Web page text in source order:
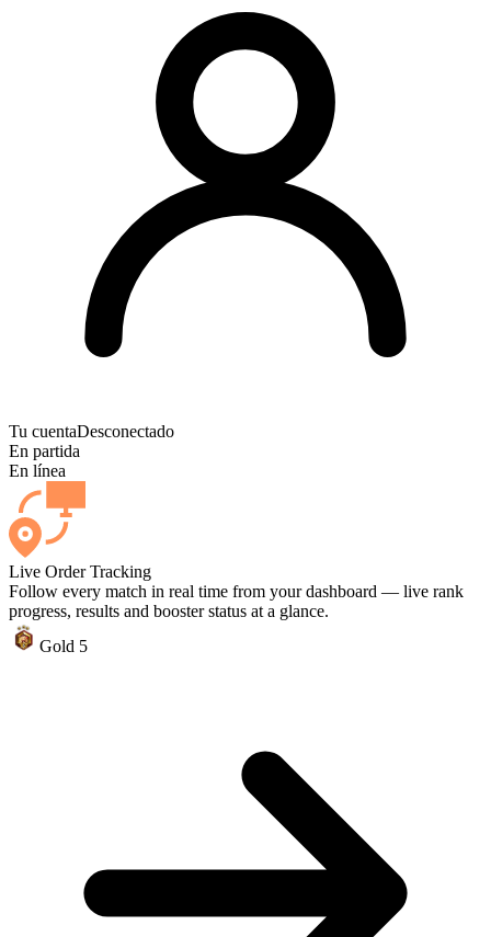
Tu cuentaDesconectado
En partida
En línea
Live Order Tracking
Follow every match in real time from your dashboard — live rank
progress, results and booster status at a glance.
Gold 5